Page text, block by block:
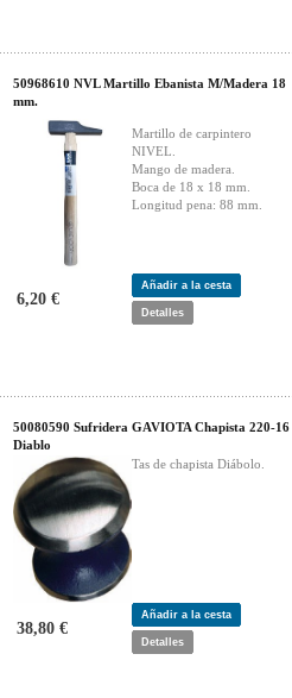
50968610 NVL Martillo Ebanista M/Madera 18
mm.
Martillo de carpintero
NIVEL.
Mango de madera.
Boca de 18 x 18 mm.
Longitud pena: 88 mm.
6,20 €
Añadir a la cesta
Detalles
50080590 Sufridera GAVIOTA Chapista 220-16
Diablo
Tas de chapista Diábolo.
38,80 €
Añadir a la cesta
Detalles